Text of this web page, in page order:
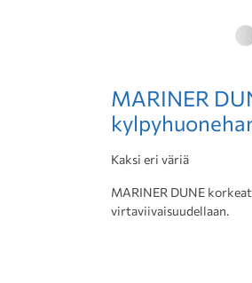
MARINER
Kaksi eri väriä
MARINER DUNE
virtaviivaisuudellaan.